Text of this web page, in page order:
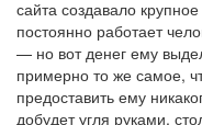
сайта создавало
постоянно работает
— но вот денег ему
примерно то же самое,
предоставить ему
добудет угля руками,